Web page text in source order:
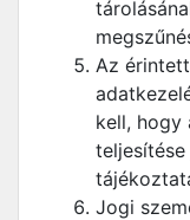
Az
kell, hogy
Jogi